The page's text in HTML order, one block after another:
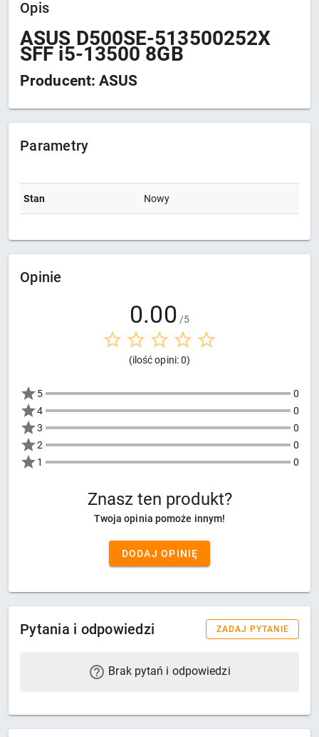
Opis
ASUS D500SE-513500252X
SFF i5-13500 8GB
Producent: ASUS
Parametry
Stan Nowy
Opinie
0.00 /5
(ilość opini: 0)
5
0
4
0
3
0
2
0
1
0
Znasz ten produkt?
Twoja opinia pomoże innym!
DODAJ OPINIĘ
Pytania i odpowiedzi ZADAJ PYTANIE
Brak pytań i odpowiedzi